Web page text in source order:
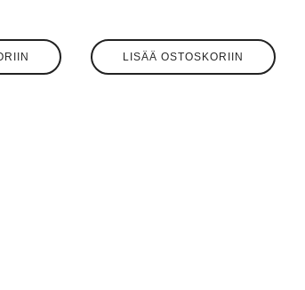
LISÄÄ OSTOSKORIIN